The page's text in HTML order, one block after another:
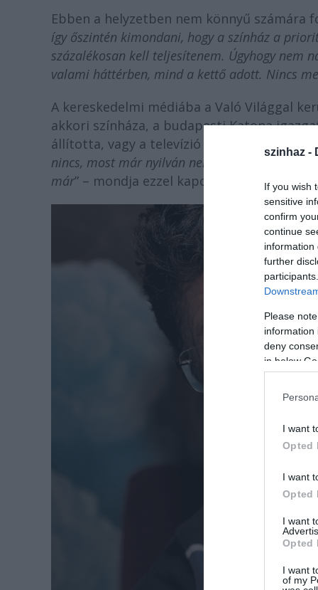
szinhaz -
If you wish
sensitive
confirm
continue
information
further
Please
information
deny
in below
I want
Opted
I want
Opted
I want
Opted
I want
of my
Ebben a helyzetben nem könnyű számára
így őszintén kimondani, hogy a színház a
százalékosan kell teljesítenem. Úgyhogy nem
valami háttérben, mind a kettő adott. Nincs
A kereskedelmi médiába a Való Világgal
akkori színháza, a budapesti Katona
állította, vagy a televízió vagy a Katona. „
nincs, most már nyilván nem csinálnám.
már” – mondja ezzel kapcsolatban.